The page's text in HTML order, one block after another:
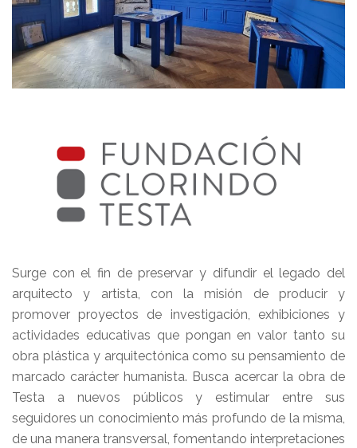
Surge con el fin de preservar y difundir el legado del
arquitecto y artista, con la misión de producir y
promover proyectos de investigación, exhibiciones y
actividades educativas que pongan en valor tanto su
obra plástica y arquitectónica como su pensamiento de
marcado carácter humanista. Busca acercar la obra de
Testa a nuevos públicos y estimular entre sus
seguidores un conocimiento más profundo de la misma,
de una manera transversal, fomentando interpretaciones